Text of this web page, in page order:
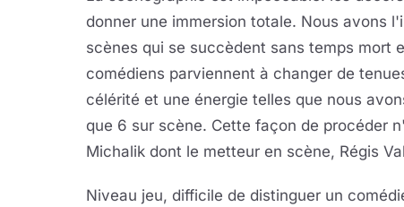
donner une immersion totale. Nous avons
scènes qui se succèdent sans temps mort
comédiens parviennent à changer de
célérité et une énergie telles que nous
que 6 sur scène. Cette façon de procéder
Michalik dont le metteur en scène, Régis
Niveau jeu, difficile de distinguer un